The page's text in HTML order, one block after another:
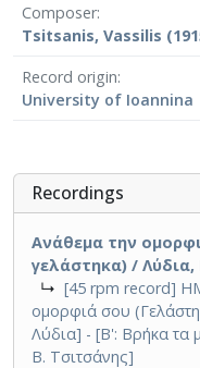
Composer
Tsitsanis, Vassilis
Record origin
University of Ioannina
Recordings
Ανάθεμα την
γελάστηκα) / Λύδια,
↳ [45 rpm record]
ομορφιά σου
Λύδια] - [Β': Βρήκα τα
Β. Τσιτσάνης]